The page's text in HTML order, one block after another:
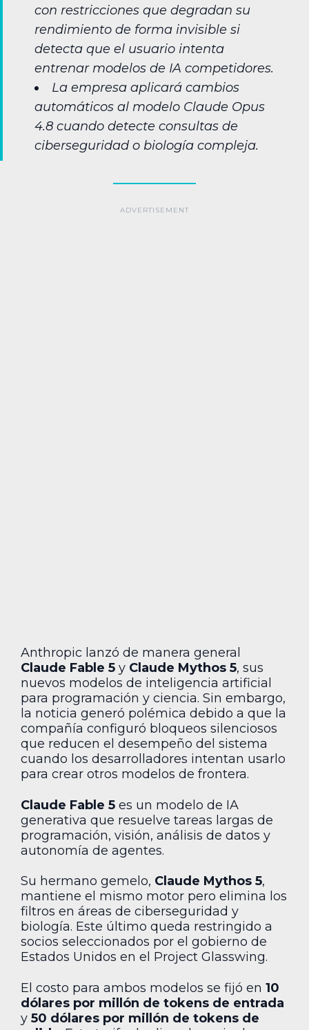
con restricciones que degradan su
rendimiento de forma invisible si
detecta que el usuario intenta
entrenar modelos de IA competidores.
La empresa aplicará cambios
automáticos al modelo Claude Opus
4.8 cuando detecte consultas de
ciberseguridad o biología compleja.
Anthropic lanzó de manera general
Claude Fable 5 y Claude Mythos 5, sus
nuevos modelos de inteligencia artificial
para programación y ciencia. Sin embargo,
la noticia generó polémica debido a que la
compañía configuró bloqueos silenciosos
que reducen el desempeño del sistema
cuando los desarrolladores intentan usarlo
para crear otros modelos de frontera.
Claude Fable 5 es un modelo de IA
generativa que resuelve tareas largas de
programación, visión, análisis de datos y
autonomía de agentes.
Su hermano gemelo, Claude Mythos 5,
mantiene el mismo motor pero elimina los
filtros en áreas de ciberseguridad y
biología. Este último queda restringido a
socios seleccionados por el gobierno de
Estados Unidos en el Project Glasswing.
El costo para ambos modelos se fijó en 10
dólares por millón de tokens de entrada
y 50 dólares por millón de tokens de